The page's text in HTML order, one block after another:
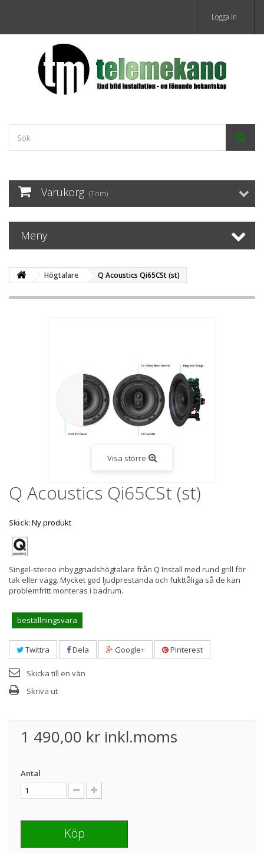
Logga in
Varukorg (Tom)
Meny
Högtalare Q Acoustics Qi65CSt (st)
Visa större
Q Acoustics Qi65CSt (st)
Skick:Ny produkt
Singel-stereo inbyggnadshögtalare från Q Install med rund grill för
tak eller vägg. Mycket god ljudprestanda och fukttåliga så de kan
problemfritt monteras i badrum.
beställningsvara
Twittra Dela Google+ Pinterest
Skicka till en vän
Skriva ut
1 490,00 kr inkl.moms
Antal
Köp